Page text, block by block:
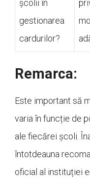
școlii în
gestionarea
cardurilor?
Remarca:
Este important să
varia în funcție de
ale fiecărei școli.
întotdeauna
oficial al instituției